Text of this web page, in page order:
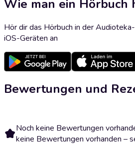
Wie man ein Hörbuch
Hör dir das Hörbuch in der
iOS-Geräten an
Bewertungen und
Noch keine Bewertungen
keine Bewertungen vorhanden –